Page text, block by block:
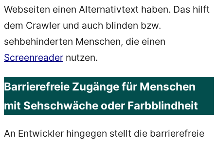
Webseiten einen Alternativtext haben. Das hilft
dem Crawler und auch blinden bzw.
sehbehinderten Menschen, die einen
Screenreader nutzen.
Barrierefreie Zugänge für Menschen
mit Sehschwäche oder Farbblindheit
An Entwickler hingegen stellt die barrierefreie